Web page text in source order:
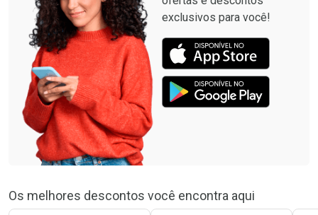
exclusivos para você!
Os melhores descontos você encontra aqui